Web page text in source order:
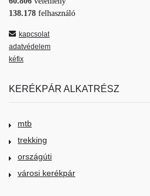
138.178 felhasználó
kapcsolat
adatvédelem
kéfix
KERÉKPÁR ALKATRÉSZ
mtb
trekking
országúti
városi kerékpár